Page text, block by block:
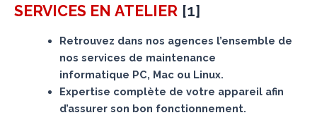
SERVICES EN ATELIER [1]
Retrouvez dans nos agences l’ensemble de
nos services de maintenance
informatique PC, Mac ou Linux.
Expertise complète de votre appareil afin
d’assurer son bon fonctionnement.